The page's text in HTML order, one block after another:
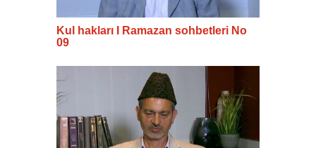
Kul hakları I Ramazan sohbetleri No
09